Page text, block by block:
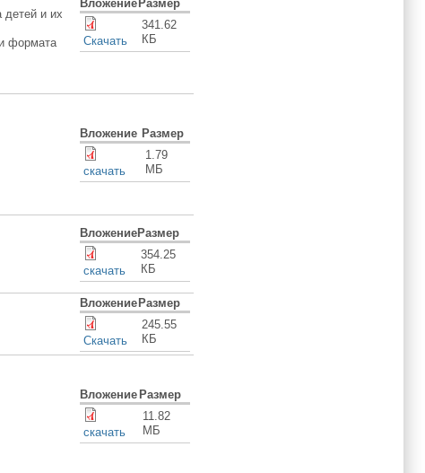
детей и их
формата
ВложениеРазмер
Скачать
341.62
КБ
Вложение Размер
скачать
1.79
МБ
ВложениеРазмер
скачать
354.25
КБ
ВложениеРазмер
Скачать
245.55
КБ
Вложение Размер
скачать
11.82
МБ